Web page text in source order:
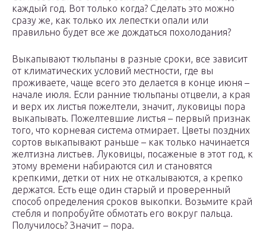
каждый год. Вот только когда? Сделать это можно
сразу же, как только их лепестки опали или
правильно будет все же дождаться похолодания?
Выкапывают тюльпаны в разные сроки, все зависит
от климатических условий местности, где вы
проживаете, чаще всего это делается в конце июня –
начале июля. Если ранние тюльпаны отцвели, а края
и верх их листья пожелтели, значит, луковицы пора
выкапывать. Пожелтевшие листья – первый признак
того, что корневая система отмирает. Цветы поздних
сортов выкапывают раньше – как только начинается
желтизна листьев. Луковицы, посаженые в этот год, к
этому времени набираются сил и становятся
крепкими, детки от них не откалываются, а крепко
держатся. Есть еще один старый и проверенный
способ определения сроков выкопки. Возьмите край
стебля и попробуйте обмотать его вокруг пальца.
Получилось? Значит – пора.